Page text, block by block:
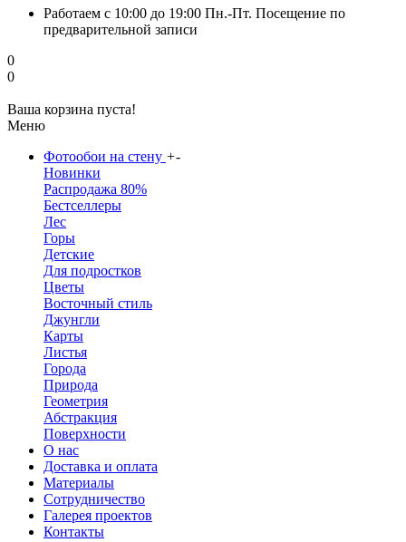
Работаем с 10:00 до 19:00 Пн.-Пт. Посещение по
предварительной записи
0
0
Ваша корзина пуста!
Меню
Фотообои на стену +-
Новинки
Распродажа 80%
Бестселлеры
Лес
Горы
Детские
Для подростков
Цветы
Восточный стиль
Джунгли
Карты
Листья
Города
Природа
Геометрия
Абстракция
Поверхности
О нас
Доставка и оплата
Материалы
Сотрудничество
Галерея проектов
Контакты